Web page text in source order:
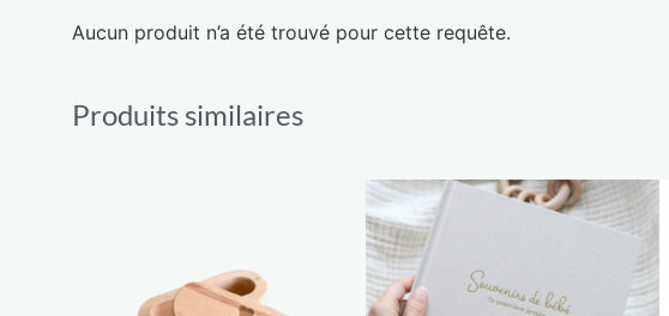
Aucun produit n’a été trouvé pour cette requête.
Produits similaires